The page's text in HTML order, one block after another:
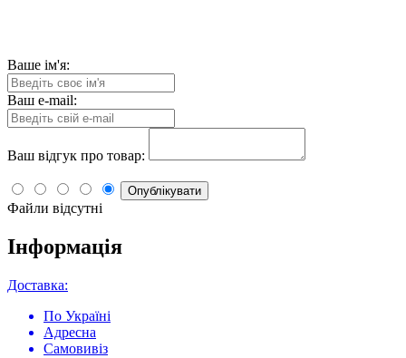
Ваше ім'я:
Ваш e-mail:
Ваш відгук про товар:
Опублікувати
Файли відсутні
Інформація
Доставка:
По Україні
Адресна
Самовивіз